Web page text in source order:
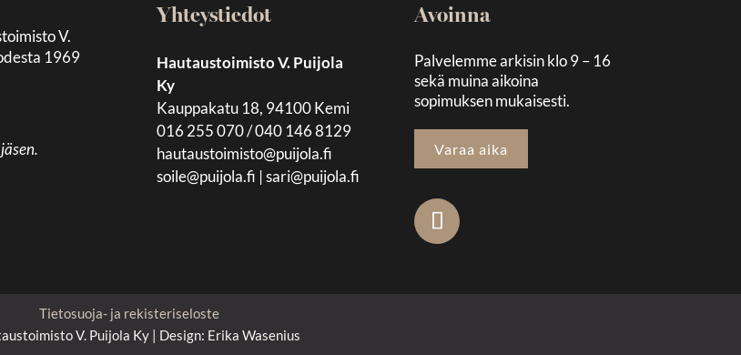
V.
1969
Yhteystiedot
Hautaustoimisto V. Puijola
Ky
Kauppakatu 18, 94100 Kemi
016 255 070 / 040 146 8129
hautaustoimisto@puijola.fi
soile@puijola.fi |sari@puijola.fi
Avoinna
Palvelemme arkisin klo 9 – 16
sekä muina aikoina
sopimuksen mukaisesti.
Varaa aika
Tietosuoja- ja rekisteriseloste
V. Puijola Ky | Design: Erika Wasenius